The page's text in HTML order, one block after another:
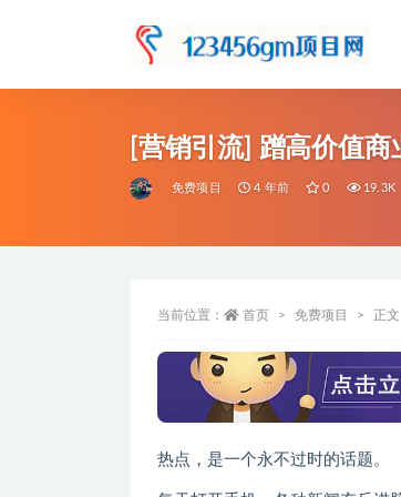
[营销引流] 蹭高价值
免费项目 4 年前 0 19.3K
当前位置： 首页 免费项目 正文
热点，是一个永不过时的话题。